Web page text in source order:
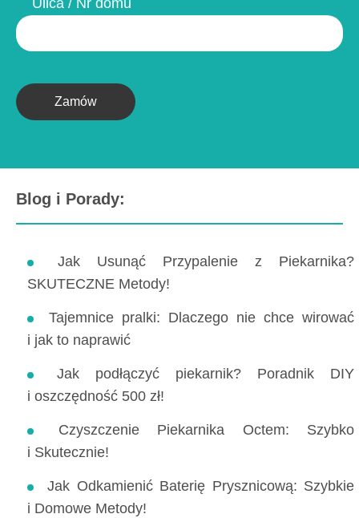
Ulica / Nr domu
Zamów
Blog i Porady:
Jak Usunąć Przypalenie z Piekarnika?
SKUTECZNE Metody!
Tajemnice pralki: Dlaczego nie chce wirować
i jak to naprawić
Jak podłączyć piekarnik? Poradnik DIY
i oszczędność 500 zł!
Czyszczenie Piekarnika Octem: Szybko
i Skutecznie!
Jak Odkamienić Baterię Prysznicową: Szybkie
i Domowe Metody!